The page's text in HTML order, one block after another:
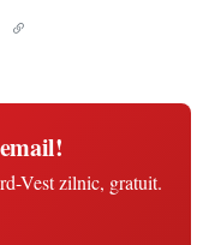
Vest zilnic, gratuit.